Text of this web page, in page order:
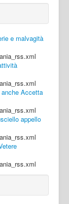
e malvagità
Accetta
appello